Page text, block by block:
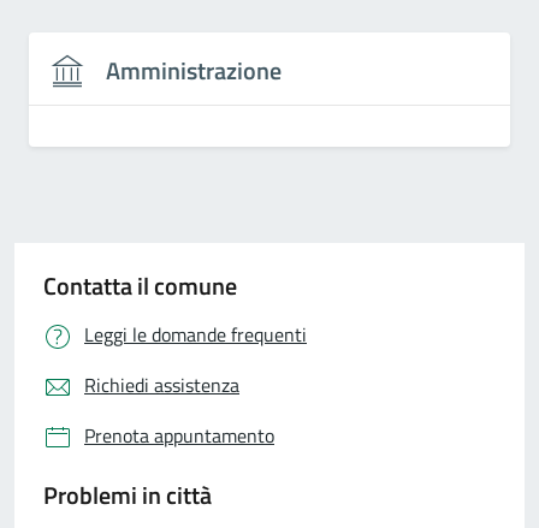
Amministrazione
Contatta il comune
Leggi le domande frequenti
Richiedi assistenza
Prenota appuntamento
Problemi in città